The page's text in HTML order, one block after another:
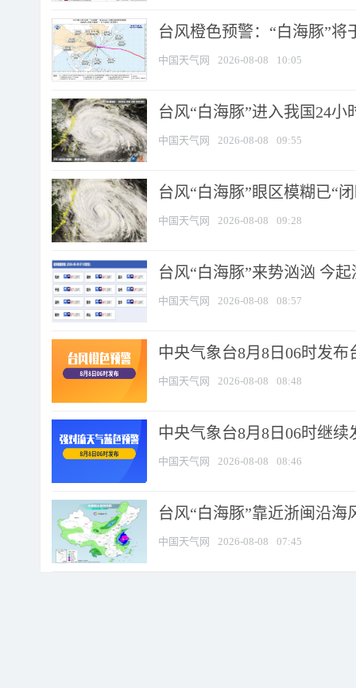
台风橙色预警：“白海豚”将
中国天气网 2026-08-08 10:05
台风“白海豚”进入我国24
中国天气网 2026-08-08 09:55
台风“白海豚”眼区模糊已“
中国天气网 2026-08-08 09:28
台风“白海豚”来势汹汹 今
中国天气网 2026-08-08 08:57
中央气象台8月8日06时发布
中国天气网 2026-08-08 08:48
中央气象台8月8日06时继
中国天气网 2026-08-08 08:46
台风“白海豚”靠近浙闽沿
中国天气网 2026-08-08 07:45